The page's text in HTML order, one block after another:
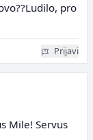
pro
Prijavi
Mile! Servus